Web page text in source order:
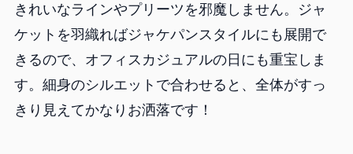
きれいなラインやプリーツを邪魔しません。ジャ
ケットを羽織ればジャケパンスタイルにも展開で
きるので、オフィスカジュアルの日にも重宝しま
す。細身のシルエットで合わせると、全体がすっ
きり見えてかなりお洒落です！